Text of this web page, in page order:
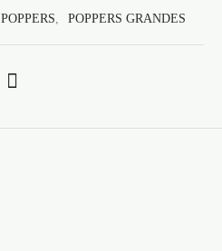
POPPERS POPPERS GRANDES